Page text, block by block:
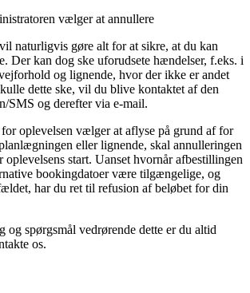
vælger at annullere
naturligvis gøre alt for at sikre, at du kan
Der kan dog ske uforudsete hændelser, f.eks. i
og lignende, hvor der ikke er andet
dette ske, vil du blive kontaktet af den
SMS og derefter via e-mail.
oplevelsen vælger at aflyse på grund af for
eller lignende, skal annulleringen
oplevelsens start. Uanset hvornår afbestillingen
bookingdatoer være tilgængelige, og
har du ret til refusion af beløbet for din
spørgsmål vedrørende dette er du altid
os.